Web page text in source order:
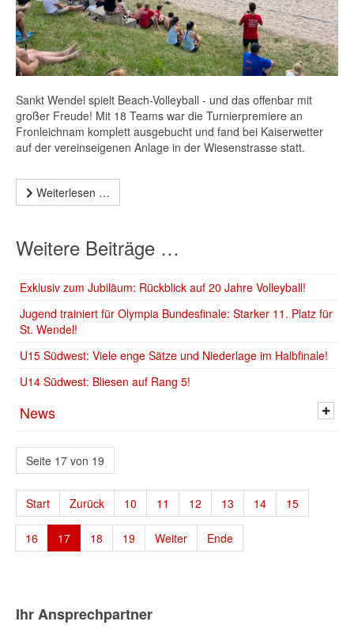
Sankt Wendel spielt Beach-Volleyball - und das offenbar mit
großer Freude! Mit 18 Teams war die Turnierpremiere an
Fronleichnam komplett ausgebucht und fand bei Kaiserwetter
auf der vereinseigenen Anlage in der Wiesenstrasse statt.
Weiterlesen …
Weitere Beiträge …
Exklusiv zum Jubiläum: Rückblick auf 20 Jahre Volleyball!
Jugend trainiert für Olympia Bundesfinale: Starker 11. Platz für
St. Wendel!
U15 Südwest: Viele enge Sätze und Niederlage im Halbfinale!
U14 Südwest: Bliesen auf Rang 5!
News
Seite 17 von 19
Start Zurück 10 11 12 13 14 15
16 17 18 19 Weiter Ende
Ihr Ansprechpartner